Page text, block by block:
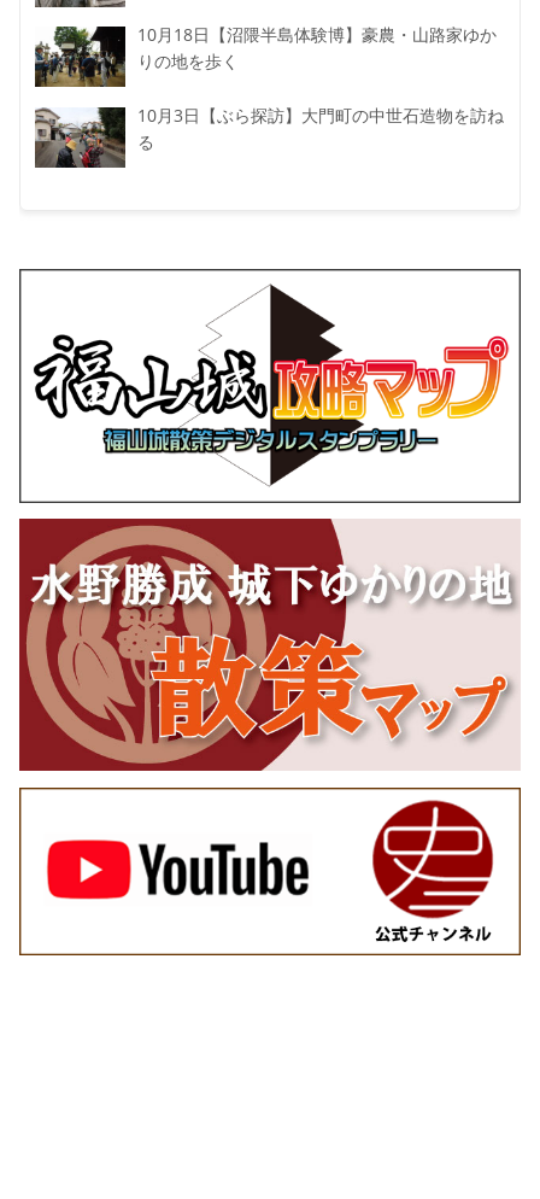
10月18日【沼隈半島体験博】豪農・山路家ゆか
りの地を歩く
10月3日【ぶら探訪】大門町の中世石造物を訪ね
る